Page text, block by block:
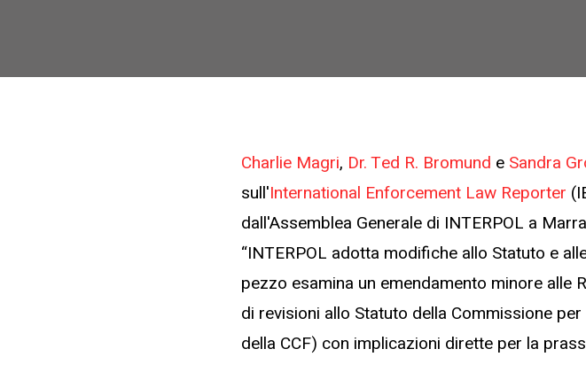
Charlie Magri, Dr. Ted R. Bromund e Sandra
sull'International Enforcement Law Reporter
dall'Assemblea Generale di INTERPOL a
“INTERPOL adotta modifiche allo Statuto e
pezzo esamina un emendamento minore alle
di revisioni allo Statuto della Commissione
della CCF) con implicazioni dirette per la